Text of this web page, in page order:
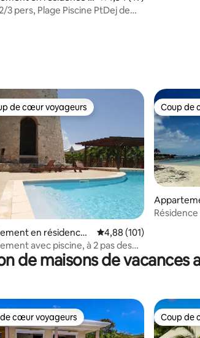
la base de 114 commentaires : 4,85 sur 5
3 pers, Plage Piscine PtDej de
la base de 126 commentaires : 4,84 sur 5
de cœur voyageurs les plus appréciés
de cœur voyageurs
en résidence ⋅
Évaluation moyenne
4,88 (101)
avec piscine, à 2 pas des
Coup de
Coup de
Saint-
de maisons de vacances
cœur voyageurs
cœur voyageurs Coup de
Coup de